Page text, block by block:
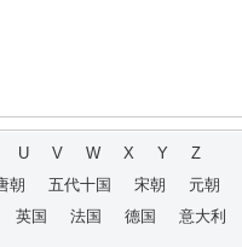
U V W X Y
Z
朝
五代十国 宋朝 元朝
英国
法国 德国 意大利